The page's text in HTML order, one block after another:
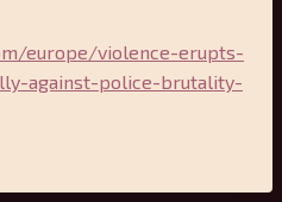
europe/violence-erupts-
against-police-brutality-